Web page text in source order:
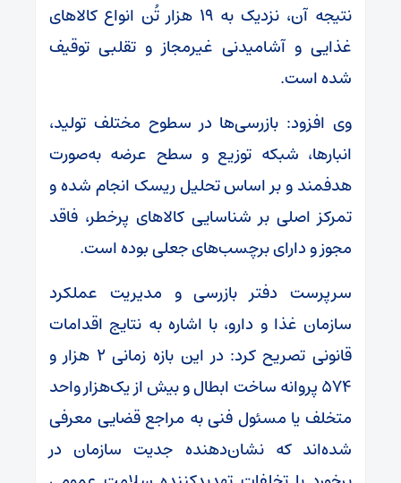
نتیجه آن، نزدیک به ۱۹ هزار تُن انواع کالاهای
غذایی و آشامیدنی غیرمجاز و تقلبی توقیف
شده است.
وی افزود: بازرسی‌ها در سطوح مختلف تولید،
انبارها، شبکه توزیع و سطح عرضه به‌صورت
هدفمند و بر اساس تحلیل ریسک انجام شده و
تمرکز اصلی بر شناسایی کالاهای پرخطر، فاقد
مجوز و دارای برچسب‌های جعلی بوده است.
سرپرست دفتر بازرسی و مدیریت عملکرد
سازمان غذا و دارو، با اشاره به نتایج اقدامات
قانونی تصریح کرد: در این بازه زمانی ۲ هزار و
۵۷۴ پروانه ساخت ابطال و بیش از یک‌هزار واحد
متخلف یا مسئول فنی به مراجع قضایی معرفی
شده‌اند که نشان‌دهنده جدیت سازمان در